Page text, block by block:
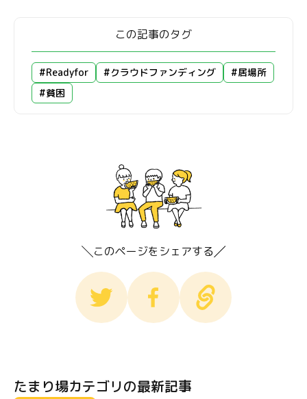
この記事のタグ
#Readyfor #クラウドファンディング
#居場所
#貧困
このページをシェアする
たまり場カテゴリの最新記事